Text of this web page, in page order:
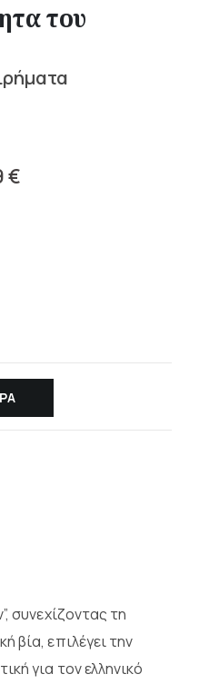
του
€
συνεχίζοντας τη
βία, επιλέγει την
για τον ελληνικό